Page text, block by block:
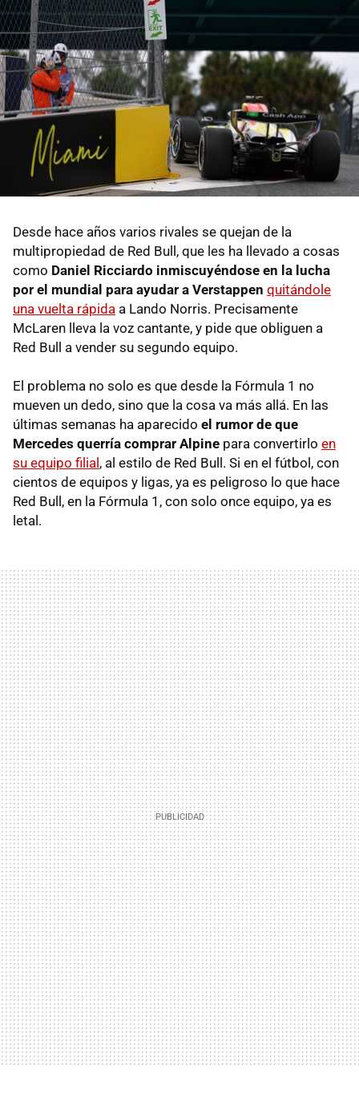
Desde hace años varios rivales se quejan de la
multipropiedad de Red Bull, que les ha llevado a cosas
como Daniel Ricciardo inmiscuyéndose en la lucha
por el mundial para ayudar a Verstappen quitándole
una vuelta rápida a Lando Norris. Precisamente
McLaren lleva la voz cantante, y pide que obliguen a
Red Bull a vender su segundo equipo.
El problema no solo es que desde la Fórmula 1 no
mueven un dedo, sino que la cosa va más allá. En las
últimas semanas ha aparecido el rumor de que
Mercedes querría comprar Alpine para convertirlo en
su equipo filial , al estilo de Red Bull. Si en el fútbol, con
cientos de equipos y ligas, ya es peligroso lo que hace
Red Bull, en la Fórmula 1, con solo once equipo, ya es
letal.